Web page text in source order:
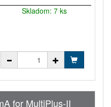
Skladom: 7 ks
for MultiPlus-II